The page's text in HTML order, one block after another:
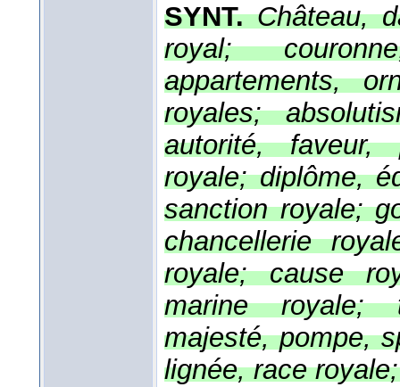
SYNT.Château,
royal;
appartements,
royales;
autorité, faveur,
royale; diplôme,
sanction royale;
chancellerie
royale; cause
marine royale;
majesté, pompe,
lignée, race